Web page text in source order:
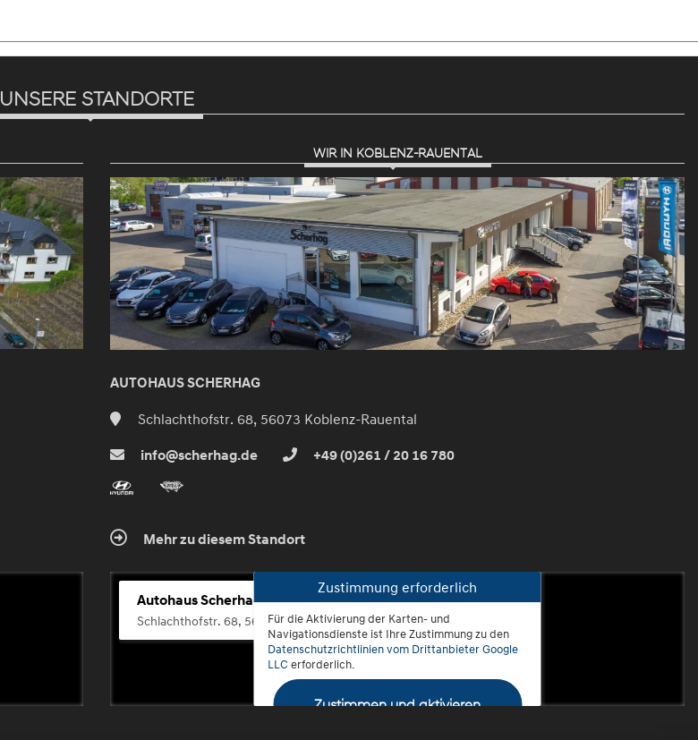
UNSERE STANDORTE
WIR IN KOBLENZ-RAUENTAL
AUTOHAUS SCHERHAG
Schlachthofstr. 68, 56073 Koblenz-Rauental
info@scherhag.de +49 (0)261 / 20 16 780
Mehr zu diesem Standort
Autohaus Scherhag
Schlachthofstr. 68, 56073 Koblenz-Rauental
Zustimmung erforderlich
Für die Aktivierung der Karten- und
Navigationsdienste ist Ihre Zustimmung zu den
Datenschutzrichtlinien vom Drittanbieter Google
LLC erforderlich.
Zustimmen und aktivieren